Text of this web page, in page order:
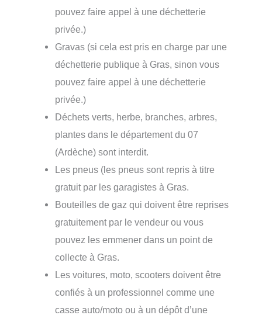
pouvez faire appel à une déchetterie
privée.)
Gravas (si cela est pris en charge par une
déchetterie publique à Gras, sinon vous
pouvez faire appel à une déchetterie
privée.)
Déchets verts, herbe, branches, arbres,
plantes dans le département du 07
(Ardèche) sont interdit.
Les pneus (les pneus sont repris à titre
gratuit par les garagistes à Gras.
Bouteilles de gaz qui doivent être reprises
gratuitement par le vendeur ou vous
pouvez les emmener dans un point de
collecte à Gras.
Les voitures, moto, scooters doivent être
confiés à un professionnel comme une
casse auto/moto ou à un dépôt d’une